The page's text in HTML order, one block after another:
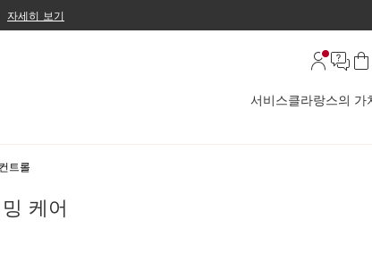
자세히 보기
서비스클라랑스의 가
트롤
케어